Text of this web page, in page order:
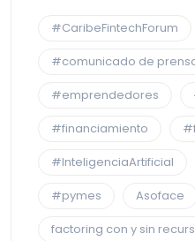
#CaribeFintechForum
#comunicado de
#emprendedores
#financiamiento
#InteligenciaArtificial
#pymes
Asoface
factoring con y sin